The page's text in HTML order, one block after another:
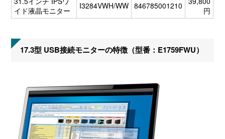
イド液晶モニター
I3284VWH/WW 846785001210
円
17.3型 USB接続モニターの特徴（型番：E1759FWU）